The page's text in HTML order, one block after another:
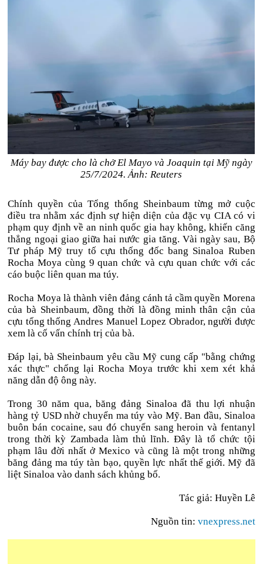
Máy bay được cho là chở El Mayo và Joaquin tại Mỹ ngày
25/7/2024. Ảnh: Reuters
Chính quyền của Tổng thống Sheinbaum từng mở cuộc
điều tra nhằm xác định sự hiện diện của đặc vụ CIA có vi
phạm quy định về an ninh quốc gia hay không, khiến căng
thẳng ngoại giao giữa hai nước gia tăng. Vài ngày sau, Bộ
Tư pháp Mỹ truy tố cựu thống đốc bang Sinaloa Ruben
Rocha Moya cùng 9 quan chức và cựu quan chức với các
cáo buộc liên quan ma túy.
Rocha Moya là thành viên đảng cánh tả cầm quyền Morena
của bà Sheinbaum, đồng thời là đồng minh thân cận của
cựu tổng thống Andres Manuel Lopez Obrador, người được
xem là cố vấn chính trị của bà.
Đáp lại, bà Sheinbaum yêu cầu Mỹ cung cấp "bằng chứng
xác thực" chống lại Rocha Moya trước khi xem xét khả
năng dẫn độ ông này.
Trong 30 năm qua, băng đảng Sinaloa đã thu lợi nhuận
hàng tỷ USD nhờ chuyển ma túy vào Mỹ. Ban đầu, Sinaloa
buôn bán cocaine, sau đó chuyển sang heroin và fentanyl
trong thời kỳ Zambada làm thủ lĩnh. Đây là tổ chức tội
phạm lâu đời nhất ở Mexico và cũng là một trong những
băng đảng ma túy tàn bạo, quyền lực nhất thế giới. Mỹ đã
liệt Sinaloa vào danh sách khủng bố.
Tác giả: Huyền Lê
Nguồn tin: vnexpress.net